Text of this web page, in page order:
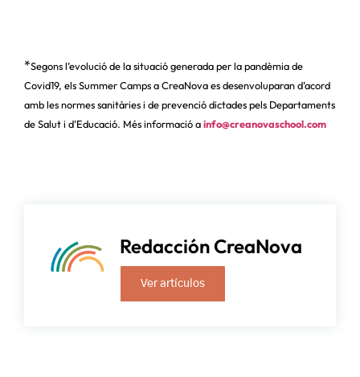
*Segons l’evolució de la situació generada per la pandèmia de
Covid19, els Summer Camps a CreaNova es desenvoluparan d’acord
amb les normes sanitàries i de prevenció dictades pels Departaments
de Salut i d’Educació. Més informació ainfo@creanovaschool.com
Redacción CreaNova
Ver artículos